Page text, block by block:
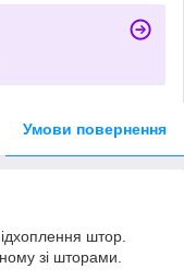
Умови повернення
штор.
зі шторами.